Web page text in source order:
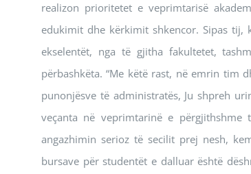
realizon prioritetet e veprimtarisë
edukimit dhe kërkimit shkencor. Sipas tij,
ekselentët, nga të gjitha fakultetet,
përbashkëta. “Me këtë rast, në emrin tim
punonjësve të administratës, Ju shpreh
veçanta në veprimtarinë e
angazhimin serioz të secilit prej nesh,
bursave për studentët e dalluar është